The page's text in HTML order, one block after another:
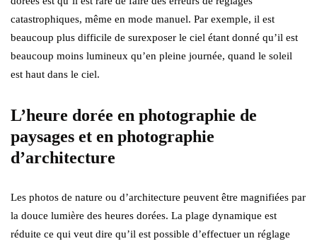
catastrophiques, même en mode manuel. Par exemple, il est
beaucoup plus difficile de surexposer le ciel étant donné qu’il est
beaucoup moins lumineux qu’en pleine journée, quand le soleil
est haut dans le ciel.
L’heure dorée en photographie de
paysages et en photographie
d’architecture
Les photos de nature ou d’architecture peuvent être magnifiées par
la douce lumière des heures dorées. La plage dynamique est
réduite ce qui veut dire qu’il est possible d’effectuer un réglage